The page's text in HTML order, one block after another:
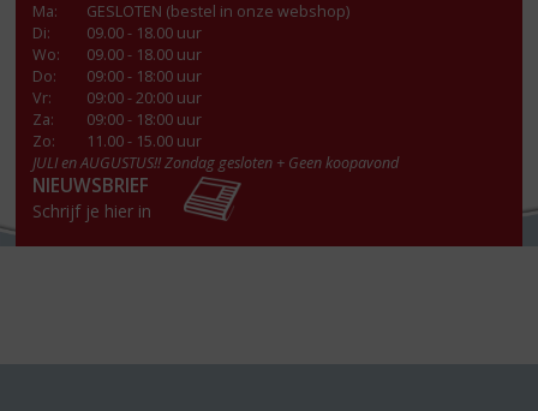
Ma:
GESLOTEN (bestel in onze webshop)
Di:
09.00 - 18.00 uur
Wo:
09.00 - 18.00 uur
Do:
09:00 - 18:00 uur
Vr:
09:00 - 20:00 uur
Za:
09:00 - 18:00 uur
Zo:
11.00 - 15.00 uur
JULI en AUGUSTUS!! Zondag gesloten + Geen koopavond
NIEUWSBRIEF
Schrijf je hier in